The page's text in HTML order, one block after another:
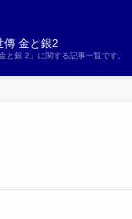
傳 金と銀2
と銀 2」に関する記事一覧です。